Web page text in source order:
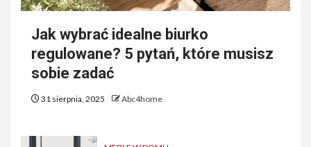
Jak wybrać idealne biurko
regulowane? 5 pytań, które musisz
sobie zadać
31 sierpnia, 2025 Abc4home